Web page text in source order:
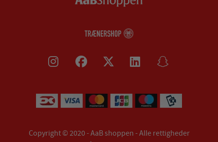
Copyright © 2020 - AaB shoppen - Alle rettigheder